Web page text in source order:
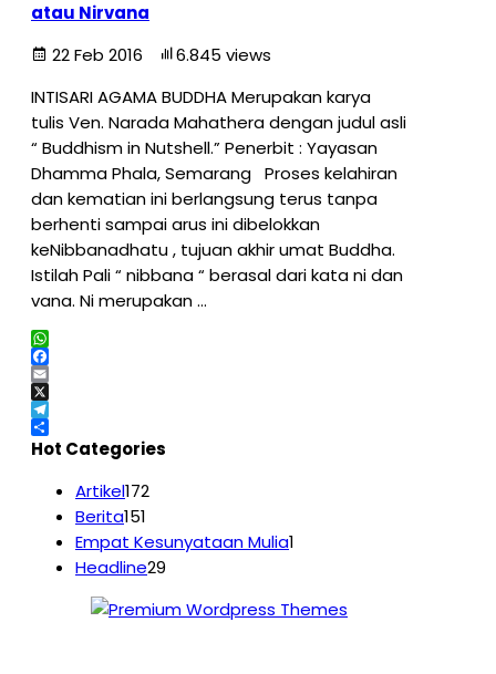
atau Nirvana
22 Feb 2016
6.845 views
INTISARI AGAMA BUDDHA Merupakan karya
tulis Ven. Narada Mahathera dengan judul asli
“ Buddhism in Nutshell.” Penerbit : Yayasan
Dhamma Phala, Semarang Proses kelahiran
dan kematian ini berlangsung terus tanpa
berhenti sampai arus ini dibelokkan
keNibbanadhatu , tujuan akhir umat Buddha.
Istilah Pali “ nibbana “ berasal dari kata ni dan
vana. Ni merupakan …
WhatsApp
Facebook
Email
X
Telegram
Share
Hot Categories
Artikel172
Berita151
Empat Kesunyataan Mulia1
Headline29